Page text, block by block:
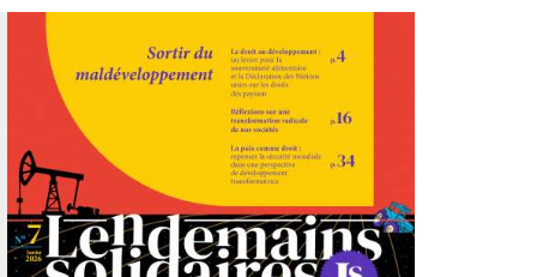
Revue de presse